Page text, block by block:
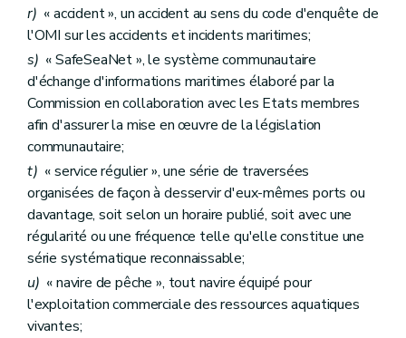
r) « accident », un accident au sens du code d'enquête de
l'OMI sur les accidents et incidents maritimes;
s) « SafeSeaNet », le système communautaire
d'échange d'informations maritimes élaboré par la
Commission en collaboration avec les Etats membres
afin d'assurer la mise en œuvre de la législation
communautaire;
t) « service régulier », une série de traversées
organisées de façon à desservir d'eux-mêmes ports ou
davantage, soit selon un horaire publié, soit avec une
régularité ou une fréquence telle qu'elle constitue une
série systématique reconnaissable;
u) « navire de pêche », tout navire équipé pour
l'exploitation commerciale des ressources aquatiques
vivantes;